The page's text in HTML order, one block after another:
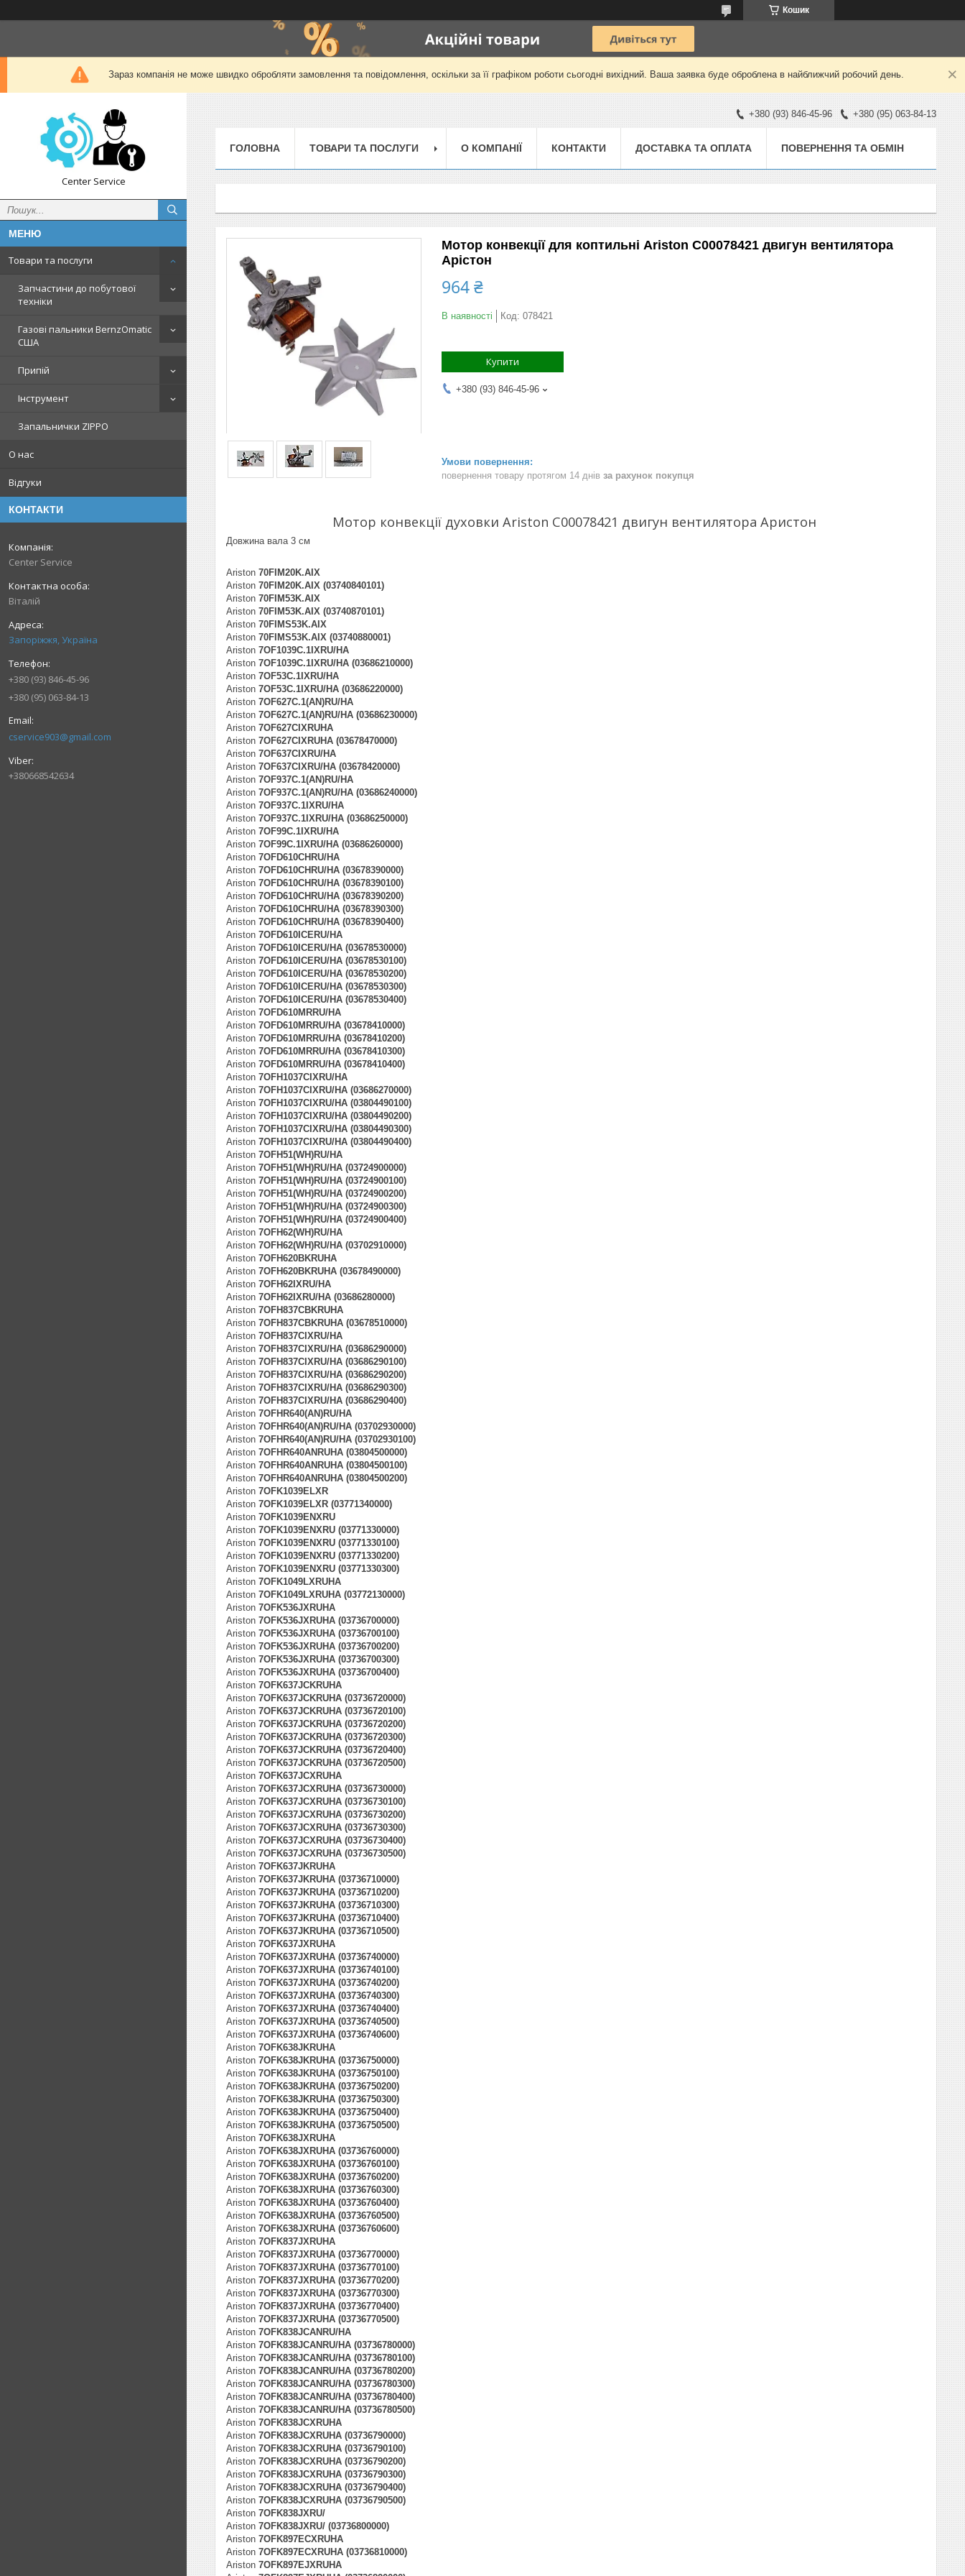
Кошик
Зараз компанія не може швидко обробляти замовлення та повідомлення, оскільки за її графіком роботи сьогодні вихідний. Ваша заявка буде оброблена в найближчий робочий день.
Center Service
Товари та послуги
Запчастини до побутової
техніки
Газові пальники BernzOmatic
США
Припій
Інструмент
Запальнички ZIPPO
О нас
Відгуки
КОНТАКТИ
Center Service
Віталій
Запоріжжя, Україна
+380 (93) 846-45-96
+380 (95) 063-84-13
cservice903@gmail.com
+380668542634
+380 (93) 846-45-96 +380 (95) 063-84-13
ГОЛОВНА ТОВАРИ ТА ПОСЛУГИ О КОМПАНІЇ КОНТАКТИ ДОСТАВКА ТА ОПЛАТА ПОВЕРНЕННЯ ТА ОБМІН
Мотор конвекції для коптильні Ariston C00078421 двигун вентилятора
Арістон
964 ₴
В наявності Код: 078421
Купити
+380 (93) 846-45-96
повернення товару протягом 14 днів за рахунок покупця
Мотор конвекції духовки Ariston C00078421 двигун вентилятора Аристон
Довжина вала 3 см
Ariston 70FIM20K.AIX
Ariston 70FIM20K.AIX (03740840101)
Ariston 70FIM53K.AIX
Ariston 70FIM53K.AIX (03740870101)
Ariston 70FIMS53K.AIX
Ariston 70FIMS53K.AIX (03740880001)
Ariston 7OF1039C.1IXRU/HA
Ariston 7OF1039C.1IXRU/HA (03686210000)
Ariston 7OF53C.1IXRU/HA
Ariston 7OF53C.1IXRU/HA (03686220000)
Ariston 7OF627C.1(AN)RU/HA
Ariston 7OF627C.1(AN)RU/HA (03686230000)
Ariston 7OF627CIXRUHA
Ariston 7OF627CIXRUHA (03678470000)
Ariston 7OF637CIXRU/HA
Ariston 7OF637CIXRU/HA (03678420000)
Ariston 7OF937C.1(AN)RU/HA
Ariston 7OF937C.1(AN)RU/HA (03686240000)
Ariston 7OF937C.1IXRU/HA
Ariston 7OF937C.1IXRU/HA (03686250000)
Ariston 7OF99C.1IXRU/HA
Ariston 7OF99C.1IXRU/HA (03686260000)
Ariston 7OFD610CHRU/HA
Ariston 7OFD610CHRU/HA (03678390000)
Ariston 7OFD610CHRU/HA (03678390100)
Ariston 7OFD610CHRU/HA (03678390200)
Ariston 7OFD610CHRU/HA (03678390300)
Ariston 7OFD610CHRU/HA (03678390400)
Ariston 7OFD610ICERU/HA
Ariston 7OFD610ICERU/HA (03678530000)
Ariston 7OFD610ICERU/HA (03678530100)
Ariston 7OFD610ICERU/HA (03678530200)
Ariston 7OFD610ICERU/HA (03678530300)
Ariston 7OFD610ICERU/HA (03678530400)
Ariston 7OFD610MRRU/HA
Ariston 7OFD610MRRU/HA (03678410000)
Ariston 7OFD610MRRU/HA (03678410200)
Ariston 7OFD610MRRU/HA (03678410300)
Ariston 7OFD610MRRU/HA (03678410400)
Ariston 7OFH1037CIXRU/HA
Ariston 7OFH1037CIXRU/HA (03686270000)
Ariston 7OFH1037CIXRU/HA (03804490100)
Ariston 7OFH1037CIXRU/HA (03804490200)
Ariston 7OFH1037CIXRU/HA (03804490300)
Ariston 7OFH1037CIXRU/HA (03804490400)
Ariston 7OFH51(WH)RU/HA
Ariston 7OFH51(WH)RU/HA (03724900000)
Ariston 7OFH51(WH)RU/HA (03724900100)
Ariston 7OFH51(WH)RU/HA (03724900200)
Ariston 7OFH51(WH)RU/HA (03724900300)
Ariston 7OFH51(WH)RU/HA (03724900400)
Ariston 7OFH62(WH)RU/HA
Ariston 7OFH62(WH)RU/HA (03702910000)
Ariston 7OFH620BKRUHA
Ariston 7OFH620BKRUHA (03678490000)
Ariston 7OFH62IXRU/HA
Ariston 7OFH62IXRU/HA (03686280000)
Ariston 7OFH837CBKRUHA
Ariston 7OFH837CBKRUHA (03678510000)
Ariston 7OFH837CIXRU/HA
Ariston 7OFH837CIXRU/HA (03686290000)
Ariston 7OFH837CIXRU/HA (03686290100)
Ariston 7OFH837CIXRU/HA (03686290200)
Ariston 7OFH837CIXRU/HA (03686290300)
Ariston 7OFH837CIXRU/HA (03686290400)
Ariston 7OFHR640(AN)RU/HA
Ariston 7OFHR640(AN)RU/HA (03702930000)
Ariston 7OFHR640(AN)RU/HA (03702930100)
Ariston 7OFHR640ANRUHA (03804500000)
Ariston 7OFHR640ANRUHA (03804500100)
Ariston 7OFHR640ANRUHA (03804500200)
Ariston 7OFK1039ELXR
Ariston 7OFK1039ELXR (03771340000)
Ariston 7OFK1039ENXRU
Ariston 7OFK1039ENXRU (03771330000)
Ariston 7OFK1039ENXRU (03771330100)
Ariston 7OFK1039ENXRU (03771330200)
Ariston 7OFK1039ENXRU (03771330300)
Ariston 7OFK1049LXRUHA
Ariston 7OFK1049LXRUHA (03772130000)
Ariston 7OFK536JXRUHA
Ariston 7OFK536JXRUHA (03736700000)
Ariston 7OFK536JXRUHA (03736700100)
Ariston 7OFK536JXRUHA (03736700200)
Ariston 7OFK536JXRUHA (03736700300)
Ariston 7OFK536JXRUHA (03736700400)
Ariston 7OFK637JCKRUHA
Ariston 7OFK637JCKRUHA (03736720000)
Ariston 7OFK637JCKRUHA (03736720100)
Ariston 7OFK637JCKRUHA (03736720200)
Ariston 7OFK637JCKRUHA (03736720300)
Ariston 7OFK637JCKRUHA (03736720400)
Ariston 7OFK637JCKRUHA (03736720500)
Ariston 7OFK637JCXRUHA
Ariston 7OFK637JCXRUHA (03736730000)
Ariston 7OFK637JCXRUHA (03736730100)
Ariston 7OFK637JCXRUHA (03736730200)
Ariston 7OFK637JCXRUHA (03736730300)
Ariston 7OFK637JCXRUHA (03736730400)
Ariston 7OFK637JCXRUHA (03736730500)
Ariston 7OFK637JKRUHA
Ariston 7OFK637JKRUHA (03736710000)
Ariston 7OFK637JKRUHA (03736710200)
Ariston 7OFK637JKRUHA (03736710300)
Ariston 7OFK637JKRUHA (03736710400)
Ariston 7OFK637JKRUHA (03736710500)
Ariston 7OFK637JXRUHA
Ariston 7OFK637JXRUHA (03736740000)
Ariston 7OFK637JXRUHA (03736740100)
Ariston 7OFK637JXRUHA (03736740200)
Ariston 7OFK637JXRUHA (03736740300)
Ariston 7OFK637JXRUHA (03736740400)
Ariston 7OFK637JXRUHA (03736740500)
Ariston 7OFK637JXRUHA (03736740600)
Ariston 7OFK638JKRUHA
Ariston 7OFK638JKRUHA (03736750000)
Ariston 7OFK638JKRUHA (03736750100)
Ariston 7OFK638JKRUHA (03736750200)
Ariston 7OFK638JKRUHA (03736750300)
Ariston 7OFK638JKRUHA (03736750400)
Ariston 7OFK638JKRUHA (03736750500)
Ariston 7OFK638JXRUHA
Ariston 7OFK638JXRUHA (03736760000)
Ariston 7OFK638JXRUHA (03736760100)
Ariston 7OFK638JXRUHA (03736760200)
Ariston 7OFK638JXRUHA (03736760300)
Ariston 7OFK638JXRUHA (03736760400)
Ariston 7OFK638JXRUHA (03736760500)
Ariston 7OFK638JXRUHA (03736760600)
Ariston 7OFK837JXRUHA
Ariston 7OFK837JXRUHA (03736770000)
Ariston 7OFK837JXRUHA (03736770100)
Ariston 7OFK837JXRUHA (03736770200)
Ariston 7OFK837JXRUHA (03736770300)
Ariston 7OFK837JXRUHA (03736770400)
Ariston 7OFK837JXRUHA (03736770500)
Ariston 7OFK838JCANRU/HA
Ariston 7OFK838JCANRU/HA (03736780000)
Ariston 7OFK838JCANRU/HA (03736780100)
Ariston 7OFK838JCANRU/HA (03736780200)
Ariston 7OFK838JCANRU/HA (03736780300)
Ariston 7OFK838JCANRU/HA (03736780400)
Ariston 7OFK838JCANRU/HA (03736780500)
Ariston 7OFK838JCXRUHA
Ariston 7OFK838JCXRUHA (03736790000)
Ariston 7OFK838JCXRUHA (03736790100)
Ariston 7OFK838JCXRUHA (03736790200)
Ariston 7OFK838JCXRUHA (03736790300)
Ariston 7OFK838JCXRUHA (03736790400)
Ariston 7OFK838JCXRUHA (03736790500)
Ariston 7OFK838JXRU/
Ariston 7OFK838JXRU/ (03736800000)
Ariston 7OFK897ECXRUHA
Ariston 7OFK897ECXRUHA (03736810000)
Ariston 7OFK897EJXRUHA